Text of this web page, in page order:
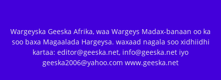
Wargeyska Geeska Afrika, waa Wargeys Madax-banaan oo ka
soo baxa Magaalada Hargeysa. waxaad nagala soo xidhiidhi
kartaa: editor@geeska.net, info@geeska.net iyo
geeska2006@yahoo.com www.geeska.net